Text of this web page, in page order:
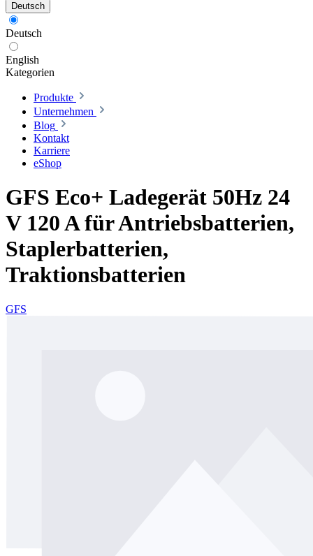
Deutsch
Deutsch
English
Kategorien
Produkte
Unternehmen
Blog
Kontakt
Karriere
eShop
GFS Eco+ Ladegerät 50Hz 24
V 120 A für Antriebsbatterien,
Staplerbatterien,
Traktionsbatterien
GFS